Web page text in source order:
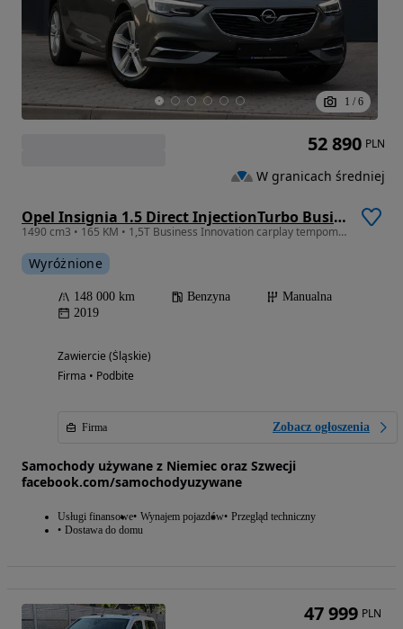
1 / 6
Opel Insignia 1.5 Direct InjectionTurbo Business Innovation
1490 cm3 • 165 KM • 1,5T Business Innovation carplay tempomat
Wyróżnione
148 000 km Benzyna
Manualna
2019
Zawiercie (Śląskie)
Firma • Podbite
Firma Zobacz ogłoszenia
Samochody używane z Niemiec oraz Szwecji
facebook.com/samochodyuzywane
Usługi finansowe Wynajem pojazdów Przegląd techniczny
Dostawa do domu
52 890 PLN
W granicach średniej
47 999 PLN